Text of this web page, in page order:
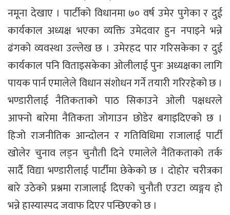
नमूना देखाए । पार्टीको विधानमा ७० वर्ष उमेर पुगेका र दुई
कार्यकाल अध्यक्ष भएका व्यक्ति उमेदवार हुन नपाइने भन्ने
ढंगको व्यवस्था उल्लेख छ । उमेरहद पार गरिसकेका र दुई
कार्यकाल पनि विताइसकेका ओलीलाई पुनः अध्यक्षका लागि
पायक पार्न एमालेले विधान संशोधन गर्ने तयारी गरिरहेको छ ।
भण्डारीलाई नैतिकताको पाठ सिकाउने ओली पक्षधरले
आफ्नो बारेमा नैतिकता जोगाउन छोडेर बगाइदिएको छ ।
हिजो राजनीतिक आन्दोलन र गतिविधिमा राजालाई पार्टी
खोलेर चुनाव लड्न चुनौती दिने एमालेले नैतिकताको तर्क
सार्दै विद्या भण्डारीलाई पार्टीमा छेकेको छ । दोहोर चरीत्रका
बारे उठेको प्रश्नमा राजालाई दिएको चुनौती एउटा व्यङ्गय हो
भन्ने हास्यास्पद जवाफ दिएर पन्छिएको छ ।